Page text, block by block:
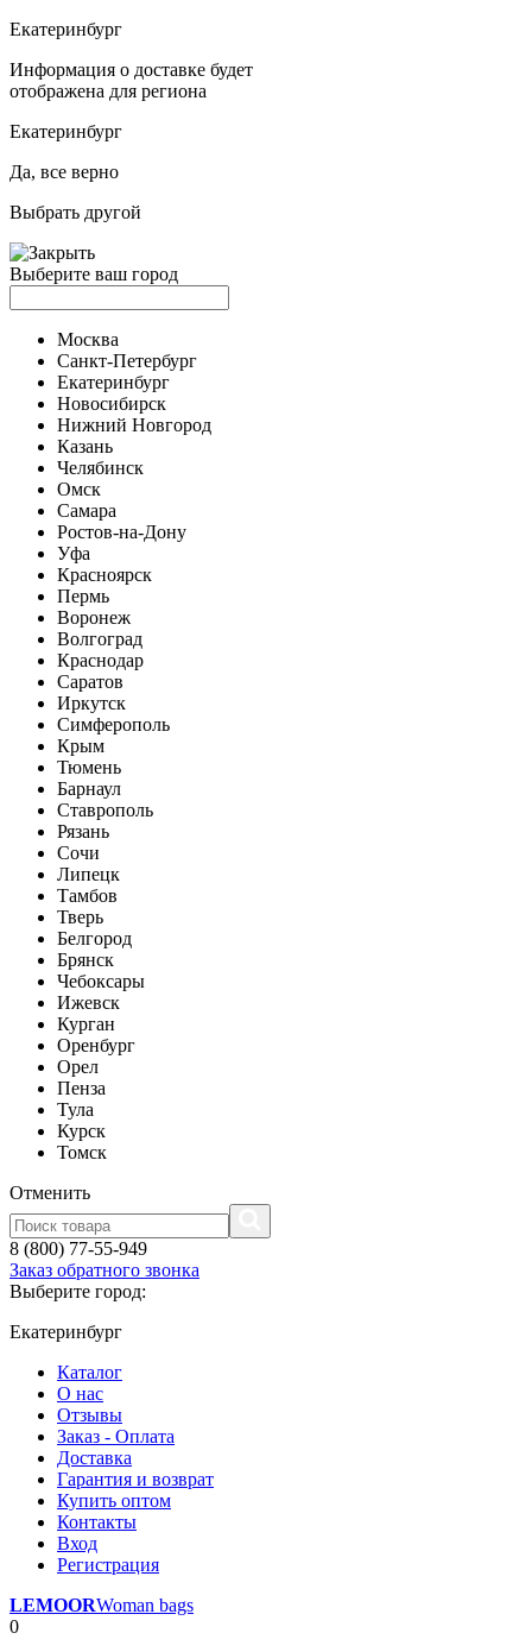
Екатеринбург
Информация о доставке будет
отображена для региона
Екатеринбург
Да, все верно
Выбрать другой
Выберите ваш город
Москва
Санкт-Петербург
Екатеринбург
Новосибирск
Нижний Новгород
Казань
Челябинск
Омск
Самара
Ростов-на-Дону
Уфа
Красноярск
Пермь
Воронеж
Волгоград
Краснодар
Саратов
Иркутск
Симферополь
Крым
Тюмень
Барнаул
Ставрополь
Рязань
Сочи
Липецк
Тамбов
Тверь
Белгород
Брянск
Чебоксары
Ижевск
Курган
Оренбург
Орел
Пенза
Тула
Курск
Томск
Отменить
8 (800) 77-55-949
Заказ обратного звонка
Выберите город:
Екатеринбург
Каталог
О нас
Отзывы
Заказ - Оплата
Доставка
Гарантия и возврат
Купить оптом
Контакты
Вход
Регистрация
LEMOORWoman bags
0